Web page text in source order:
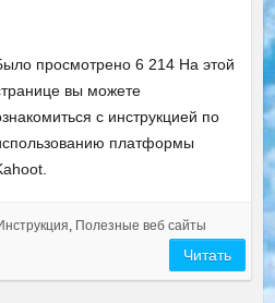
просмотрено 6 214 На этой
вы можете
с инструкцией по
платформы
, Полезные веб сайты
Читать